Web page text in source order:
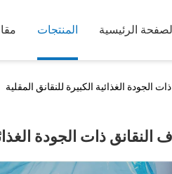
الرئيسية المنتجات
الجودة الغذائية الكبيرة للنقانق المقلية
النقانق ذات الجودة